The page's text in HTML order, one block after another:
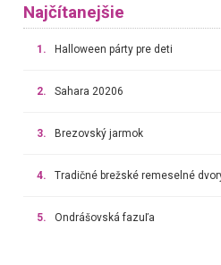
Najčítanejšie
1. Halloween párty pre deti
2. Sahara 20206
3. Brezovský jarmok
4. Tradičné brežské remeselné
5. Ondrášovská fazuľa